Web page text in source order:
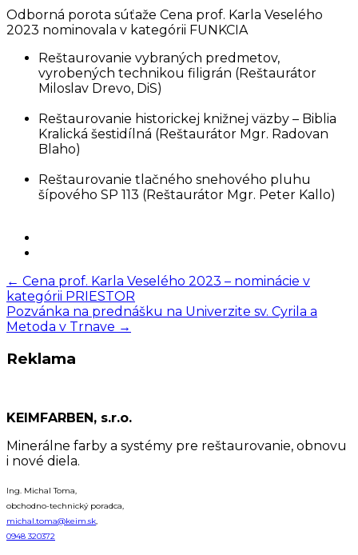
Odborná porota súťaže Cena prof. Karla Veselého
2023 nominovala v kategórii FUNKCIA
Reštaurovanie vybraných predmetov,
vyrobených technikou filigrán (Reštaurátor
Miloslav Drevo, DiS)
Reštaurovanie historickej knižnej väzby – Biblia
Kralická šestidílná (Reštaurátor Mgr. Radovan
Blaho)
Reštaurovanie tlačného snehového pluhu
šípového SP 113 (Reštaurátor Mgr. Peter Kallo)
Post
navigation
← Cena prof. Karla Veselého 2023 – nominácie v
kategórii PRIESTOR
Pozvánka na prednášku na Univerzite sv. Cyrila a
Metoda v Trnave →
Reklama
KEIMFARBEN, s.r.o.
Minerálne farby a systémy pre reštaurovanie, obnovu
i nové diela.
Ing. Michal Toma,
obchodno-technický poradca,
michal.toma@keim.sk,
0948 320372